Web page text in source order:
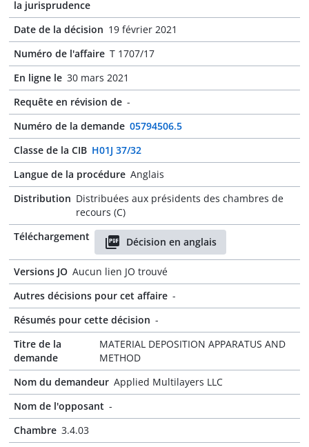
la jurisprudence
Date de la décision 19 février 2021
Numéro de l'affaire T 1707/17
En ligne le 30 mars 2021
Requête en révision de -
Numéro de la demande 05794506.5
Classe de la CIB H01J 37/32
Langue de la procédure Anglais
Distribution Distribuées aux présidents des chambres de
recours (C)
Téléchargement
Décision en anglais
Versions JO Aucun lien JO trouvé
Autres décisions pour cet affaire -
Résumés pour cette décision -
Titre de la
demande
MATERIAL DEPOSITION APPARATUS AND
METHOD
Nom du demandeur Applied Multilayers LLC
Nom de l'opposant -
Chambre 3.4.03